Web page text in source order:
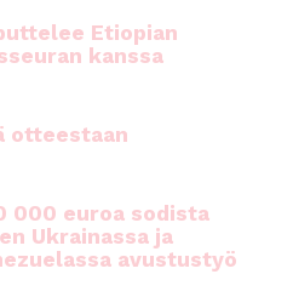
Etiopian
kanssa
otteestaan
000 euroa sodista
Ukrainassa ja
avustustyö